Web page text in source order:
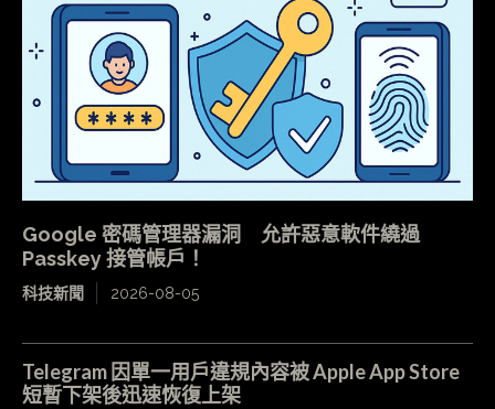
Google 密碼管理器漏洞 允許惡意軟件繞過
Passkey 接管帳戶！
科技新聞 2026-08-05
Telegram 因單一用戶違規內容被 Apple App Store
短暫下架後迅速恢復上架